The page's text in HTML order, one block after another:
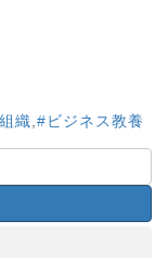
織 #ビジネス教養